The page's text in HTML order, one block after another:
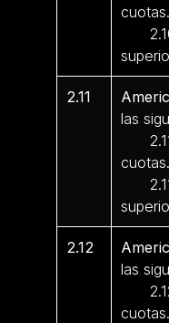
cuotas.
2.11
las
cuotas.
2.12
las
cuotas.